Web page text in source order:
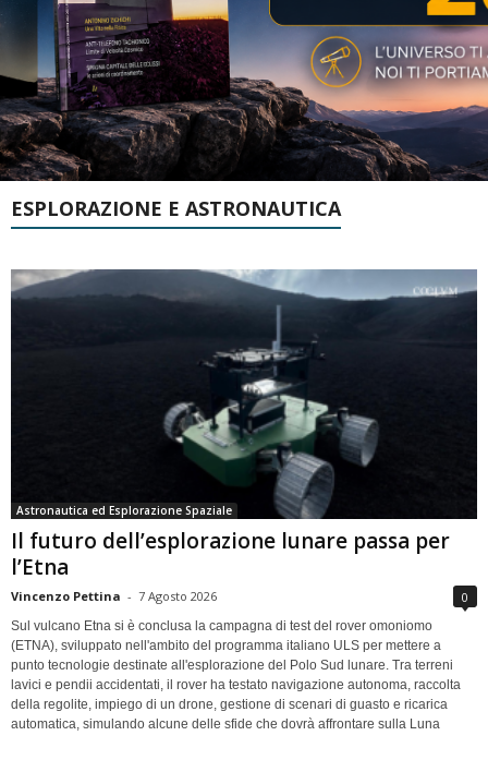
ESPLORAZIONE E ASTRONAUTICA
Astronautica ed Esplorazione Spaziale
Il futuro dell’esplorazione lunare passa per
l’Etna
Vincenzo Pettina - 7 Agosto 2026 0
Sul vulcano Etna si è conclusa la campagna di test del rover omoniomo
(ETNA), sviluppato nell'ambito del programma italiano ULS per mettere a
punto tecnologie destinate all'esplorazione del Polo Sud lunare. Tra terreni
lavici e pendii accidentati, il rover ha testato navigazione autonoma, raccolta
della regolite, impiego di un drone, gestione di scenari di guasto e ricarica
automatica, simulando alcune delle sfide che dovrà affrontare sulla Luna